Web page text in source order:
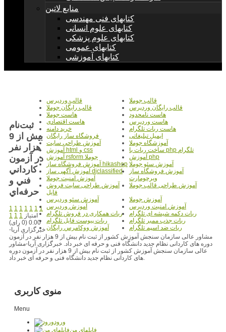
منابع لاتین
کتابهای فنی مهندسی
کتابهای علوم انسانی
کتابهای علوم پزشکی
کتابهای عمومی
کتابهای آموزشی
قالب جوملا
قالب وردپرس
قالب رایگان وردپرس
قالب رایگان جوملا
هاست نامحدود
هاست جوملا
هاست وردپرس
هاست اقتصادی
هاست ربات تلگرام
خرید دامنه
ایمیل تبلیغاتی
فروشگاه ساز رایگان
آموزشگاه جوملا
آموزش طراحی سایت
ساخت ربات با php تلگرام
آموزش html و css
آموزش php
آموزش rsform جوملا
آموزش سئو جوملا آموزش فروشگاه ساز hikashop
آموزش فروشگاه ساز
ویرچومارت
آموزش آگهی ساز djclassified
آموزش امنیت جوملا
آموزش طراحی قالب جوملا
آموزش طراحی سایت فروش
فایل
آموزش جوملا
آموزش سئو وردپرس
آموزش امنیت وردپرس
آموزش وردپرس
ربات دکمه شیشه ای تلگرام
ربات همکاری در فروش تلگرام
ربات جذب ممبر تلگرام
ربات پیوست فایل تلگرام
ربات ضد اسپم تلگرام
آموزش ووکامرس رایگان
ثبت‌نام
بيش از 9
هزار نفر
در آزمون
کارداني
فني و
حرفه‌اي
1 1 1 1 1 1 1
1 1 1 امتیاز
0.00 (0 رای)
خبرگزاری آریا-
مشاور عالی سازمان سنجش آموزش کشور از ثبت نام بیش از 9 هزار نفر در آزمون
دوره های کاردانی نظام جدید دانشگاه فنی و حرفه ای خبر داد. خبرگزاری آریا-مشاور
عالی سازمان سنجش آموزش کشور از ثبت نام بیش از 9 هزار نفر در آزمون دوره
های کاردانی نظام جدید دانشگاه فنی و حرفه ای خبر داد.
منوی کاربری
Menu
ورود
فایلهای من